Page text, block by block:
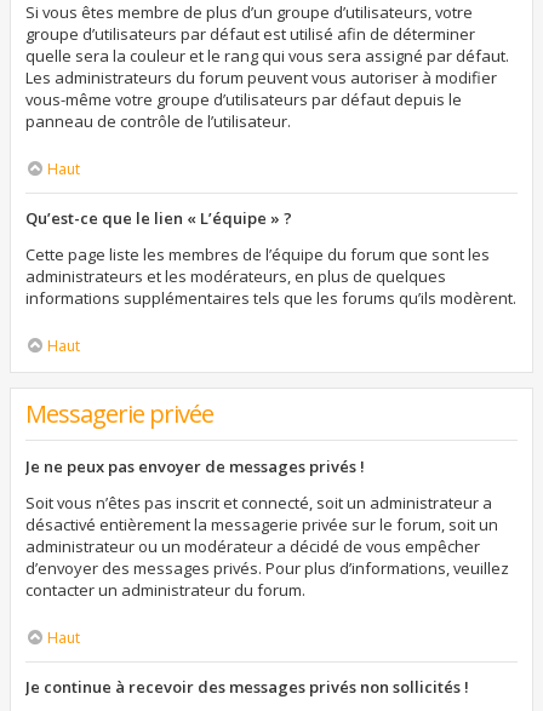
Si vous êtes membre de plus d’un groupe d’utilisateurs, votre
groupe d’utilisateurs par défaut est utilisé afin de déterminer
quelle sera la couleur et le rang qui vous sera assigné par défaut.
Les administrateurs du forum peuvent vous autoriser à modifier
vous-même votre groupe d’utilisateurs par défaut depuis le
panneau de contrôle de l’utilisateur.
Haut
Qu’est-ce que le lien « L’équipe » ?
Cette page liste les membres de l’équipe du forum que sont les
administrateurs et les modérateurs, en plus de quelques
informations supplémentaires tels que les forums qu’ils modèrent.
Haut
Messagerie privée
Je ne peux pas envoyer de messages privés !
Soit vous n’êtes pas inscrit et connecté, soit un administrateur a
désactivé entièrement la messagerie privée sur le forum, soit un
administrateur ou un modérateur a décidé de vous empêcher
d’envoyer des messages privés. Pour plus d’informations, veuillez
contacter un administrateur du forum.
Haut
Je continue à recevoir des messages privés non sollicités !